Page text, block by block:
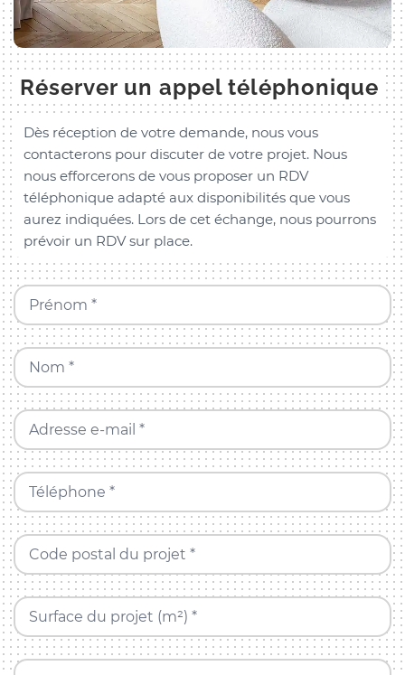
Réserver un appel téléphonique
Dès réception de votre demande, nous vous
contacterons pour discuter de votre projet. Nous
nous efforcerons de vous proposer un RDV
téléphonique adapté aux disponibilités que vous
aurez indiquées. Lors de cet échange, nous pourrons
prévoir un RDV sur place.
Prénom *
Nom *
Adresse e-mail *
Téléphone *
Code postal du projet *
Surface du projet (m²) *